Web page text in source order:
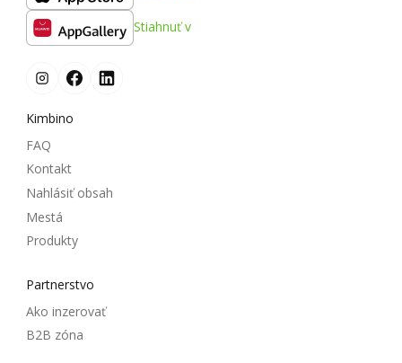
Stiahnuť v
Kimbino
FAQ
Kontakt
Nahlásiť obsah
Mestá
Produkty
Partnerstvo
Ako inzerovať
B2B zóna